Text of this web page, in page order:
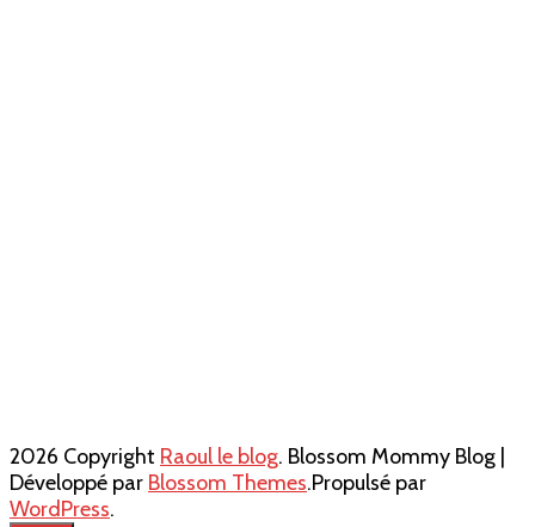
2026 Copyright Raoul le blog. Blossom Mommy Blog |
Développé par Blossom Themes.Propulsé par
WordPress.